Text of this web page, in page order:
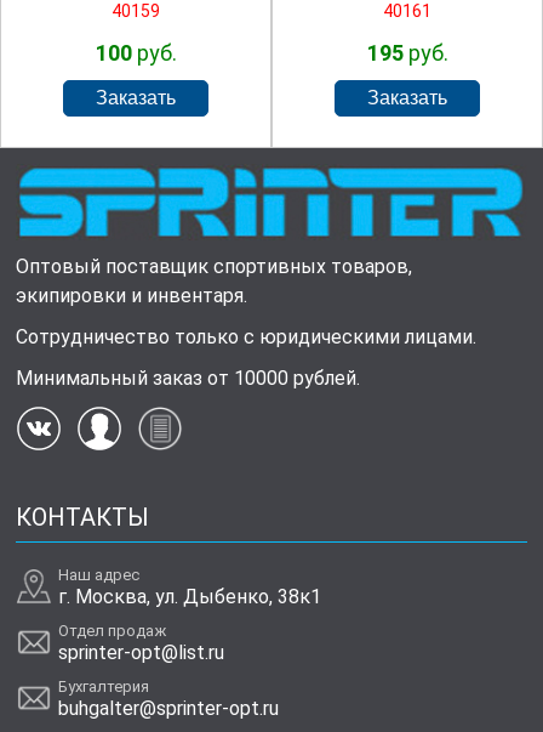
40159
100руб.
40161
195руб.
Оптовый поставщик спортивных товаров,
экипировки и инвентаря.
Сотрудничество только с юридическими лицами.
Минимальный заказ от 10000 рублей.
КОНТАКТЫ
Наш адрес
г. Москва, ул. Дыбенко, 38к1
Отдел продаж
sprinter-opt@list.ru
Бухгалтерия
buhgalter@sprinter-opt.ru